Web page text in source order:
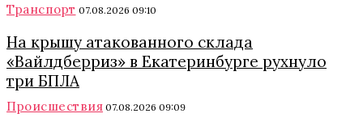
Транспорт 07.08.2026 09:10
На крышу атакованного склада
«Вайлдберриз» в Екатеринбурге рухнуло
три БПЛА
Происшествия 07.08.2026 09:09